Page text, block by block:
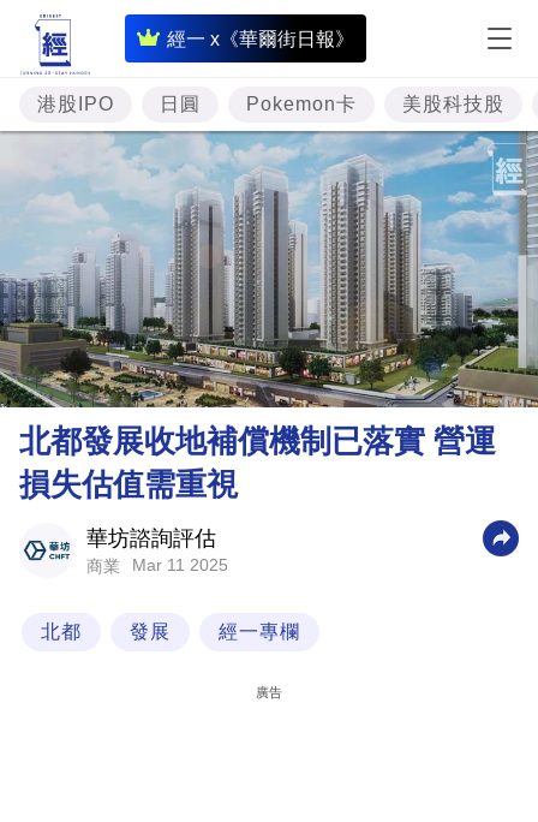
經一 x《華爾街日報》
即
時
財
經
專
題
資
樓
市
理
財
商
業
科
港股IPO 日圓 Pokemon卡 美股科技股
北都發展收地補償機制已落實 營運
損失估值需重視
華坊諮詢評估
商業 Mar 11 2025
北都 發展 經一專欄
廣告